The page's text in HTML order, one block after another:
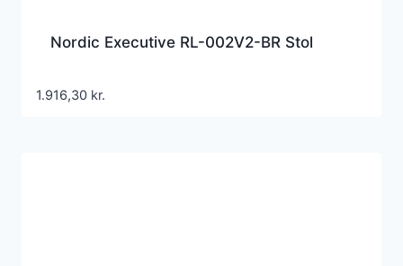
Nordic Executive RL-002V2-BR Stol
1.916,30 kr.